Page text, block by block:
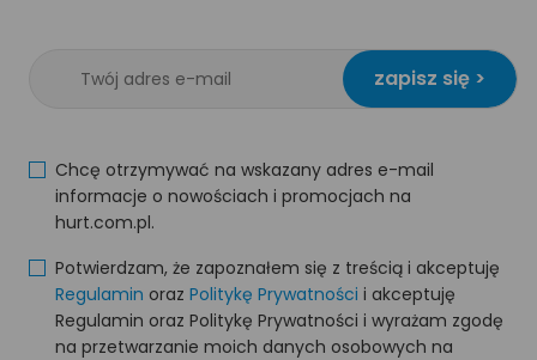
zapisz się >
Chcę otrzymywać na wskazany adres e-mail
informacje o nowościach i promocjach na
hurt.com.pl.
Potwierdzam, że zapoznałem się z treścią i akceptuję
Regulamin oraz Politykę Prywatności i akceptuję
Regulamin oraz Politykę Prywatności i wyrażam zgodę
na przetwarzanie moich danych osobowych na